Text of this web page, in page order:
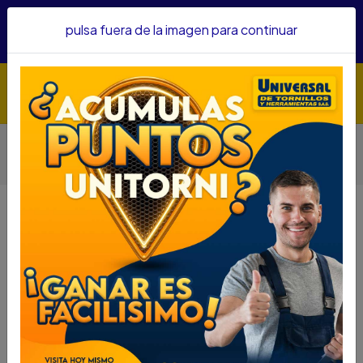
confianza&nbsp;Recibe un KIT PARRILLERO por compras
Inicio Herramientas
Herramienta Manual
Otras Herramientas Manuales
CRUCETA MP TOOL ECONOMICA BJT-176
CRUCETA MP TOOL ECONOMICA
DESCRIPCIÓN
CRUCETA MP TOOL ECONOMICA BJT-176
SKU...50441050
pulsa fuera de la imagen para continuar